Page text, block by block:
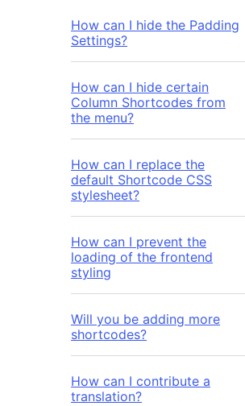
How can I hide the Padding
Settings?
How can I hide certain
Column Shortcodes from
the menu?
How can I replace the
default Shortcode CSS
stylesheet?
How can I prevent the
loading of the frontend
styling
Will you be adding more
shortcodes?
How can I contribute a
translation?